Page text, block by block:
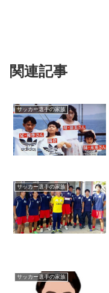
関連記事
サッカー選手の家族
サッカー選手の家族
サッカー選手の家族